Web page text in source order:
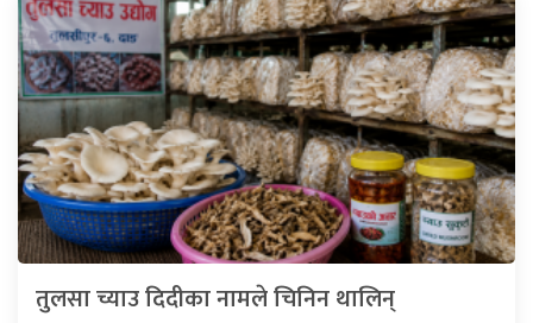
तुलसा च्याउ दिदीका नामले चिनिन थालिन्